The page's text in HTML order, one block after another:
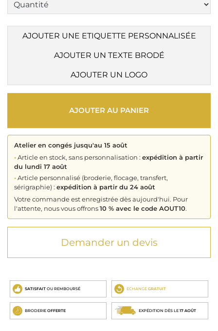
AJOUTER UNE ETIQUETTE PERSONNALISÉE
AJOUTER UN TEXTE BRODÉ
AJOUTER UN LOGO
AJOUTER AU PANIER
Atelier en congés jusqu'au 15 août
•Article en stock, sans personnalisation : expédition à partir
du lundi 17 août
•Article personnalisé (broderie, flocage, transfert,
sérigraphie) : expédition à partir du 24 août
Votre commande est enregistrée dès aujourd'hui. Pour
l'attente, nous vous offrons10 % avec le code AOUT10.
Demander un devis
SATISFAIT OU REMBOURSÉ ECHANGE GRATUIT
BRODERIE OFFERTE EXPÉDITION DÈS LE 17 AOÛT